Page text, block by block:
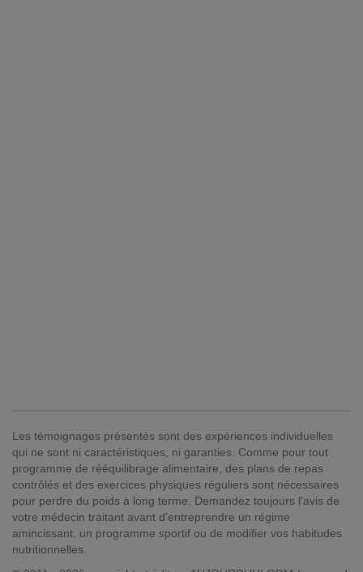
Les témoignages présentés sont des expériences individuelles
qui ne sont ni caractéristiques, ni garanties. Comme pour tout
programme de rééquilibrage alimentaire, des plans de repas
contrôlés et des exercices physiques réguliers sont nécessaires
pour perdre du poids à long terme. Demandez toujours l'avis de
votre médecin traitant avant d'entreprendre un régime
amincissant, un programme sportif ou de modifier vos habitudes
nutritionnelles.